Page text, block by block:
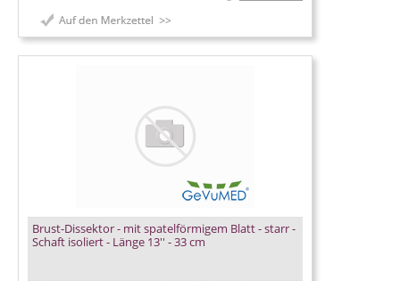
Brust-Dissektor - mit spatelförmigem Blatt - starr -
Schaft isoliert - Länge 13'' - 33 cm